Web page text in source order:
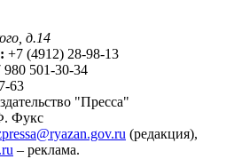
д.14
+7 (4912) 28-98-13
980 501-30-34
63
"Пресса"
Фукс
(редакция),
– реклама.